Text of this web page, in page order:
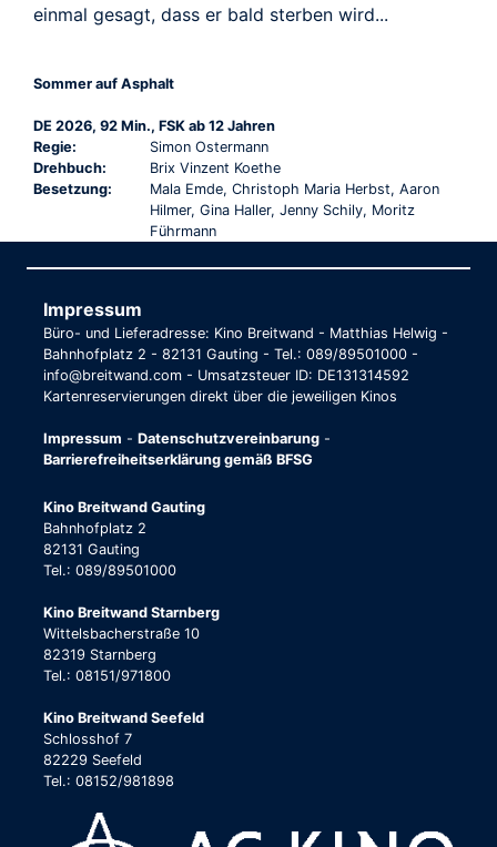
einmal gesagt, dass er bald sterben wird...
Sommer auf Asphalt
DE 2026, 92 Min., FSK ab 12 Jahren
Regie:
Simon Ostermann
Drehbuch:
Brix Vinzent Koethe
Besetzung:
Mala Emde, Christoph Maria Herbst, Aaron
Hilmer, Gina Haller, Jenny Schily, Moritz
Führmann
Impressum
Büro- und Lieferadresse: Kino Breitwand - Matthias Helwig -
Bahnhofplatz 2 - 82131 Gauting - Tel.: 089/89501000 -
info@breitwand.com - Umsatzsteuer ID: DE131314592
Kartenreservierungen direkt über die jeweiligen Kinos
Impressum - Datenschutzvereinbarung -
Barrierefreiheitserklärung gemäß BFSG
Kino Breitwand Gauting
Bahnhofplatz 2
82131 Gauting
Tel.: 089/89501000
Kino Breitwand Starnberg
Wittelsbacherstraße 10
82319 Starnberg
Tel.: 08151/971800
Kino Breitwand Seefeld
Schlosshof 7
82229 Seefeld
Tel.: 08152/981898